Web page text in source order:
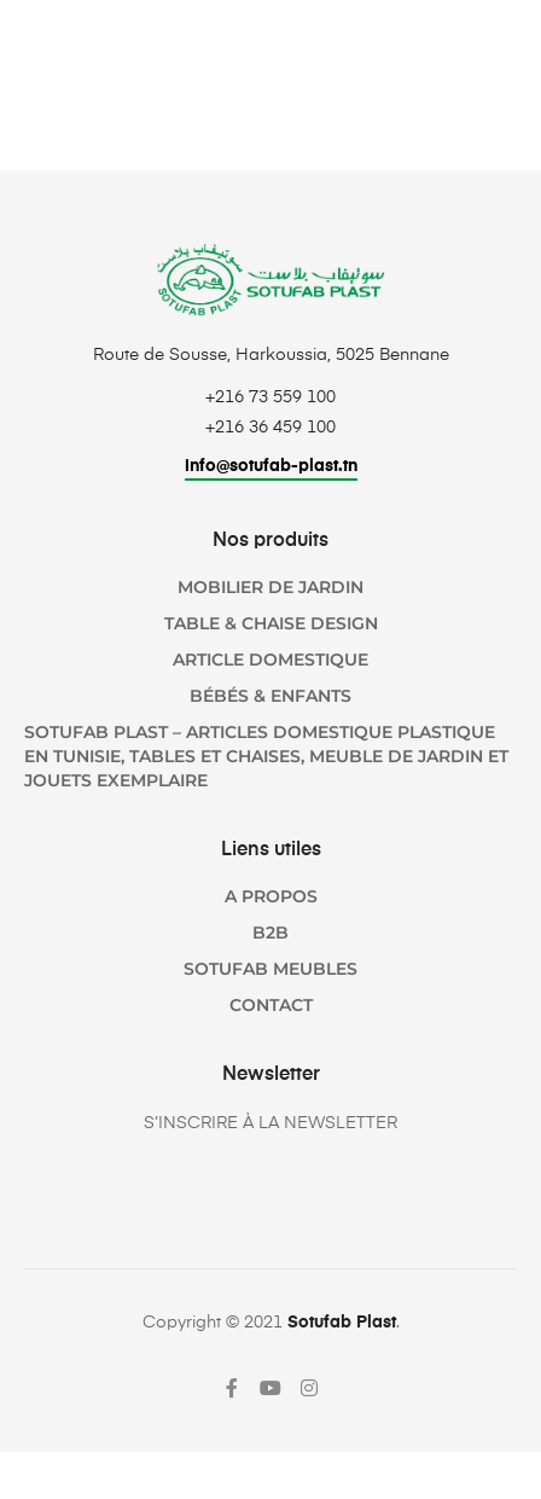
Route de Sousse, Harkoussia, 5025 Bennane
+216 73 559 100
+216 36 459 100
info@sotufab-plast.tn
Nos produits
MOBILIER DE JARDIN
TABLE & CHAISE DESIGN
ARTICLE DOMESTIQUE
BÉBÉS & ENFANTS
SOTUFAB PLAST – ARTICLES DOMESTIQUE PLASTIQUE
EN TUNISIE, TABLES ET CHAISES, MEUBLE DE JARDIN ET
JOUETS EXEMPLAIRE
Liens utiles
A PROPOS
B2B
SOTUFAB MEUBLES
CONTACT
Newsletter
S’INSCRIRE À LA NEWSLETTER
Copyright © 2021 Sotufab Plast.